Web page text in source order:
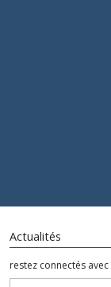
Actualités
restez connectés